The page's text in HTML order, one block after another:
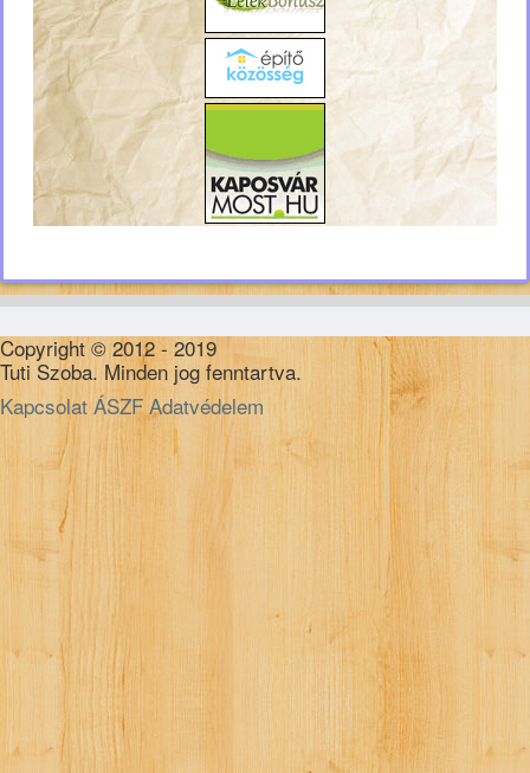
Copyright © 2012 - 2019
Tuti Szoba. Minden jog fenntartva.
Kapcsolat ÁSZF Adatvédelem